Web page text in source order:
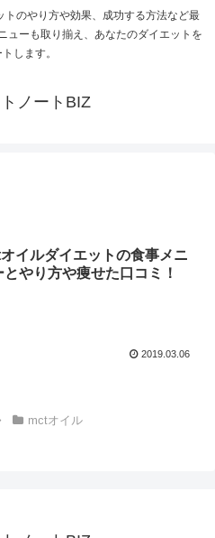
トのやり方や効果、成功する方法など最
ューも取り揃え、あなたのダイエットを
します。
ノートBIZ
イルダイエットの食事メニ
とやり方や痩せた口コミ！
2019.03.06
mctオイル